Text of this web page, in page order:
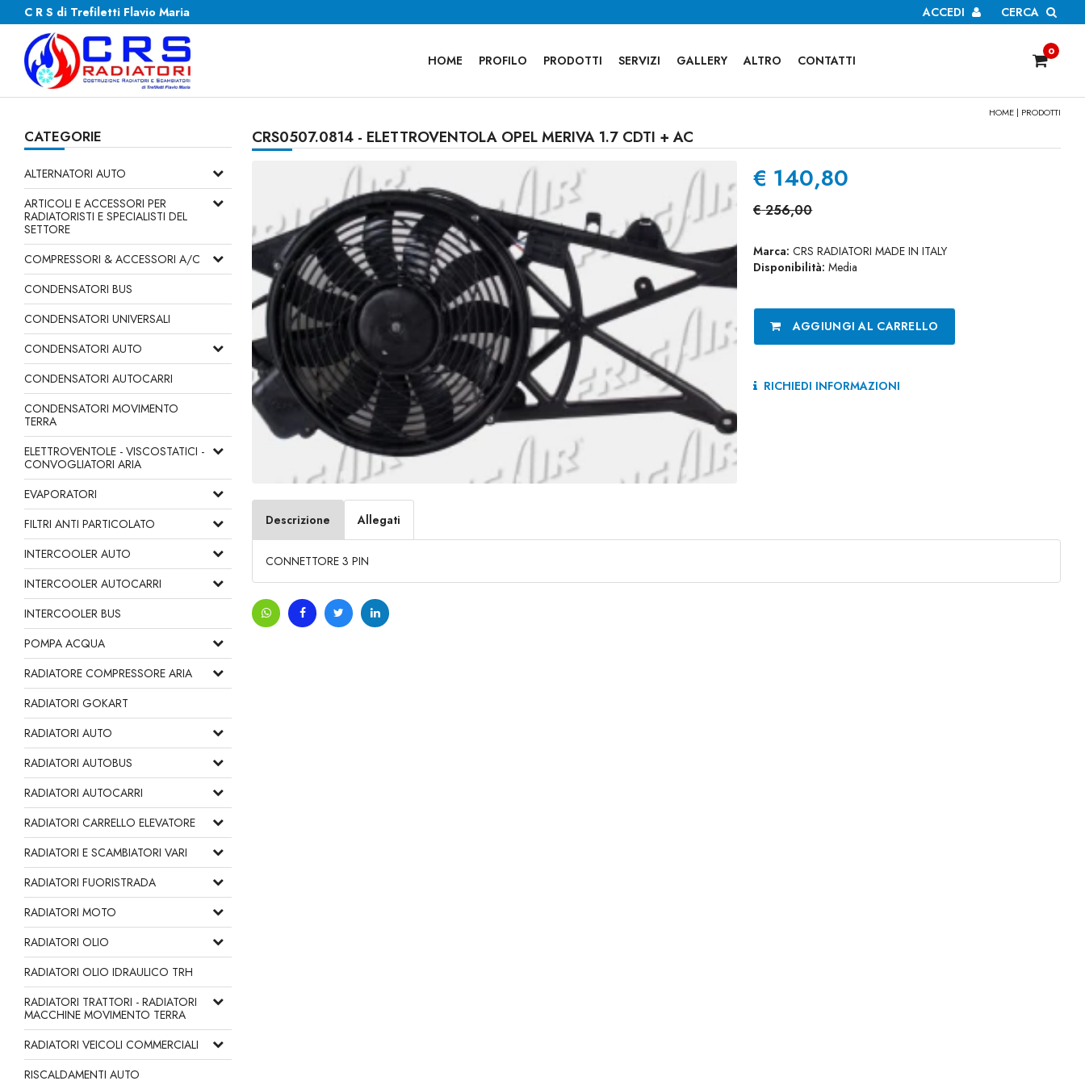
C R S di Trefiletti Flavio Maria CERCA
ACCEDI
HOME PROFILO PRODOTTI SERVIZI GALLERY ALTRO CONTATTI
0
HOME | PRODOTTI
CATEGORIE
ALTERNATORI AUTO
ARTICOLI E ACCESSORI PER
RADIATORISTI E SPECIALISTI DEL
SETTORE
COMPRESSORI & ACCESSORI A/C
CONDENSATORI BUS
CONDENSATORI UNIVERSALI
CONDENSATORI AUTO
CONDENSATORI AUTOCARRI
CONDENSATORI MOVIMENTO
TERRA
ELETTROVENTOLE - VISCOSTATICI -
CONVOGLIATORI ARIA
EVAPORATORI
FILTRI ANTI PARTICOLATO
INTERCOOLER AUTO
INTERCOOLER AUTOCARRI
INTERCOOLER BUS
POMPA ACQUA
RADIATORE COMPRESSORE ARIA
RADIATORI GOKART
RADIATORI AUTO
RADIATORI AUTOBUS
RADIATORI AUTOCARRI
RADIATORI CARRELLO ELEVATORE
RADIATORI E SCAMBIATORI VARI
RADIATORI FUORISTRADA
RADIATORI MOTO
RADIATORI OLIO
RADIATORI OLIO IDRAULICO TRH
RADIATORI TRATTORI - RADIATORI
MACCHINE MOVIMENTO TERRA
RADIATORI VEICOLI COMMERCIALI
RISCALDAMENTI AUTO
CRS0507.0814 - ELETTROVENTOLA OPEL MERIVA 1.7 CDTI + AC
€ 140,80
€ 256,00
Marca:CRS RADIATORI MADE IN ITALY
Disponibilità:Media
AGGIUNGI AL CARRELLO
RICHIEDI INFORMAZIONI
Descrizione Allegati
CONNETTORE 3 PIN